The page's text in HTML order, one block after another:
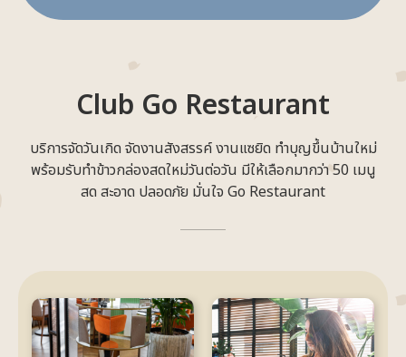
Club Go Restaurant
บริการจัดวันเกิด จัดงานสังสรรค์ งานแซยิด ทำบุญขึ้นบ้านใหม่
พร้อมรับทำข้าวกล่องสดใหม่วันต่อวัน มีให้เลือกมากว่า 50 เมนู
สด สะอาด ปลอดภัย มั่นใจ Go Restaurant